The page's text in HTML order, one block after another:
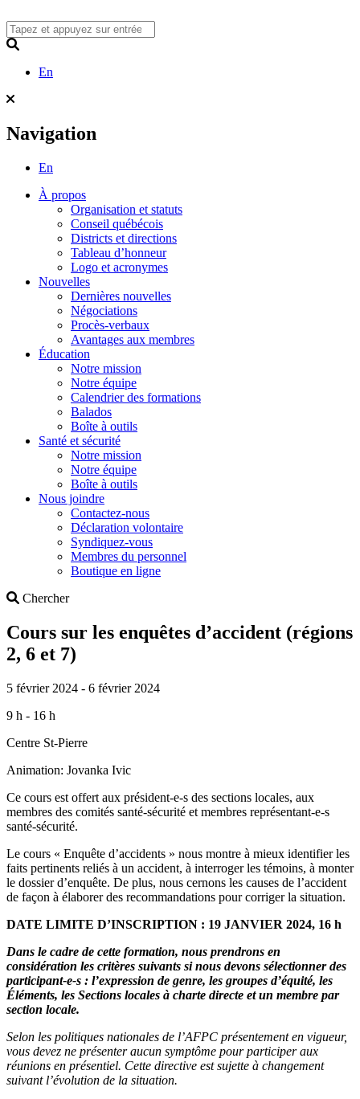
to
content
En
Navigation
En
À propos
Organisation et statuts
Conseil québécois
Districts et directions
Tableau d’honneur
Logo et acronymes
Nouvelles
Dernières nouvelles
Négociations
Procès-verbaux
Avantages aux membres
Éducation
Notre mission
Notre équipe
Calendrier des formations
Balados
Boîte à outils
Santé et sécurité
Notre mission
Notre équipe
Boîte à outils
Nous joindre
Contactez-nous
Déclaration volontaire
Syndiquez-vous
Membres du personnel
Boutique en ligne
ChercherSearch
Cours sur les enquêtes d’accident (régions
2, 6 et 7)
5 février 2024 - 6 février 2024
9 h - 16 h
Centre St-Pierre
Animation: Jovanka Ivic
Ce cours est offert aux président-e-s des sections locales, aux
membres des comités santé-sécurité et membres représentant-e-s
santé-sécurité.
Le cours « Enquête d’accidents » nous montre à mieux identifier les
faits pertinents reliés à un accident, à interroger les témoins, à monter
le dossier d’enquête. De plus, nous cernons les causes de l’accident
de façon à élaborer des recommandations pour corriger la situation.
DATE LIMITE D’INSCRIPTION : 19 JANVIER 2024, 16 h
Dans le cadre de cette formation, nous prendrons en
considération les critères suivants si nous devons sélectionner des
participant-e-s : l’expression de genre, les groupes d’équité, les
Éléments, les Sections locales à charte directe et un membre par
section locale.
Selon les politiques nationales de l’AFPC présentement en vigueur,
vous devez ne présenter aucun symptôme pour participer aux
réunions en présentiel. Cette directive est sujette à changement
suivant l’évolution de la situation.